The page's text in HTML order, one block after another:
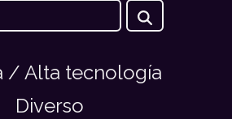
/ Alta tecnología
Diverso